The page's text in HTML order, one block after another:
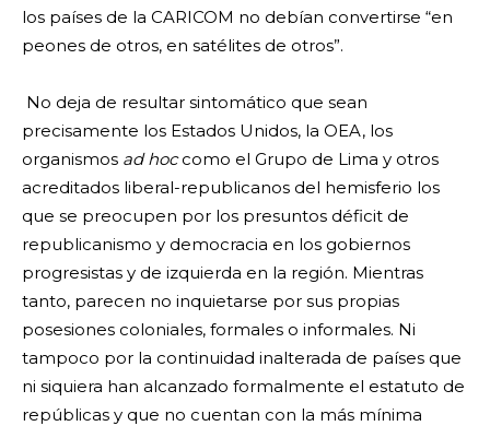
los países de la CARICOM no debían convertirse “en
peones de otros, en satélites de otros”.
No deja de resultar sintomático que sean
precisamente los Estados Unidos, la OEA, los
organismos ad hoccomo el Grupo de Lima y otros
acreditados liberal-republicanos del hemisferio los
que se preocupen por los presuntos déficit de
republicanismo y democracia en los gobiernos
progresistas y de izquierda en la región. Mientras
tanto, parecen no inquietarse por sus propias
posesiones coloniales, formales o informales. Ni
tampoco por la continuidad inalterada de países que
ni siquiera han alcanzado formalmente el estatuto de
repúblicas y que no cuentan con la más mínima